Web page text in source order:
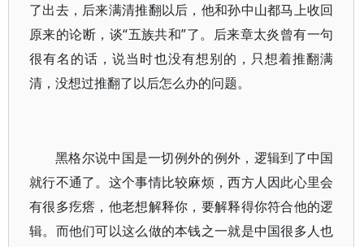
了出去，后来满清推翻以后，他和孙中山都马上收回
原来的论断，谈“五族共和”了。后来章太炎曾有一句
很有名的话，说当时也没有想别的，只想着推翻满
清，没想过推翻了以后怎么办的问题。
黑格尔说中国是一切例外的例外，逻辑到了中国
就行不通了。这个事情比较麻烦，西方人因此心里会
有很多疙瘩，他老想解释你，要解释得你符合他的逻
辑。而他们可以这么做的本钱之一就是中国很多人也